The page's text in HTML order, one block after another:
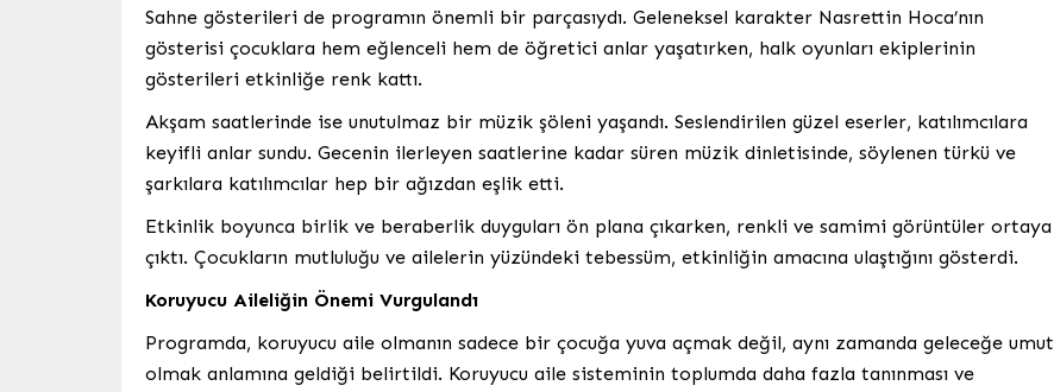
Sahne gösterileri de programın önemli bir parçasıydı. Geleneksel karakter Nasrettin Hoca’nın
gösterisi çocuklara hem eğlenceli hem de öğretici anlar yaşatırken, halk oyunları ekiplerinin
gösterileri etkinliğe renk kattı.
Akşam saatlerinde ise unutulmaz bir müzik şöleni yaşandı. Seslendirilen güzel eserler, katılımcılara
keyifli anlar sundu. Gecenin ilerleyen saatlerine kadar süren müzik dinletisinde, söylenen türkü ve
şarkılara katılımcılar hep bir ağızdan eşlik etti.
Etkinlik boyunca birlik ve beraberlik duyguları ön plana çıkarken, renkli ve samimi görüntüler ortaya
çıktı. Çocukların mutluluğu ve ailelerin yüzündeki tebessüm, etkinliğin amacına ulaştığını gösterdi.
Koruyucu Aileliğin Önemi Vurgulandı
Programda, koruyucu aile olmanın sadece bir çocuğa yuva açmak değil, aynı zamanda geleceğe umut
olmak anlamına geldiği belirtildi. Koruyucu aile sisteminin toplumda daha fazla tanınması ve